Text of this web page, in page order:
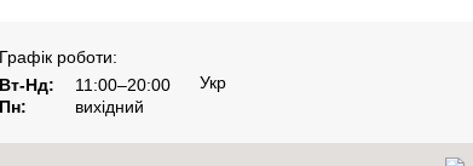
Графік роботи:
Вт-Нд:
11:00–20:00
Пн:
вихідний
Укр